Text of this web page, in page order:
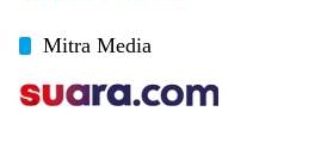
Mitra Media